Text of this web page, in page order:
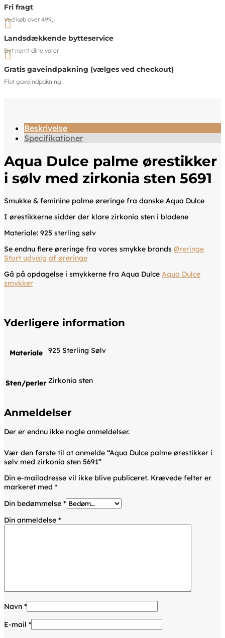
Fri fragt
Ved køb over 499,-

Landsdækkende bytteservice
Byt nemt dine varer.

Gratis gaveindpakning (vælges ved checkout)
Flot gaveindpakning.
Beskrivelse
Specifikationer
Aqua Dulce palme ørestikker
i sølv med zirkonia sten 5691
Smukke & feminine palme øreringe fra danske Aqua Dulce
I ørestikkerne sidder der klare zirkonia sten i bladene
Materiale: 925 sterling sølv
Se endnu flere øreringe fra vores smykke brands Øreringe
Stort udvalg af øreringe
Gå på opdagelse i smykkerne fra Aqua Dulce Aqua Dulce
smykker
Yderligere information
Materiale 925 Sterling Sølv
Sten/perler Zirkonia sten
Anmeldelser
Der er endnu ikke nogle anmeldelser.
Vær den første til at anmelde “Aqua Dulce palme ørestikker i
sølv med zirkonia sten 5691”
Din e-mailadresse vil ikke blive publiceret. Krævede felter er
markeret med *
Din bedømmelse *
Din anmeldelse *
Navn *
E-mail *